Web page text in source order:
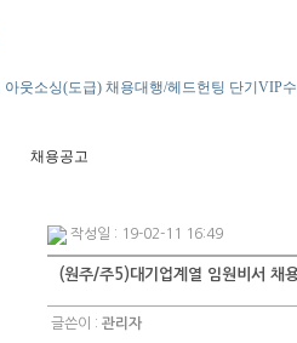
아웃소싱(도급) 채용대행/헤드헌팅 단기VIP
채용공고
작성일 : 19-02-11 16:49
(원주/주5)대기업계열 임원비서 채
글쓴이 : 관리자